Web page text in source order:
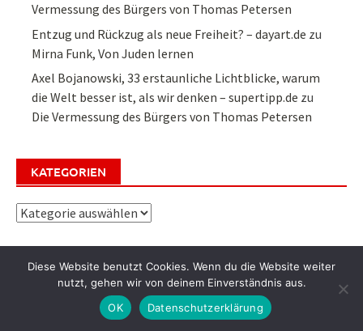
Vermessung des Bürgers von Thomas Petersen
Entzug und Rückzug als neue Freiheit? – dayart.de zu
Mirna Funk, Von Juden lernen
Axel Bojanowski, 33 erstaunliche Lichtblicke, warum
die Welt besser ist, als wir denken – supertipp.de zu
Die Vermessung des Bürgers von Thomas Petersen
KATEGORIEN
Kategorien
Alle Rechte vorbehalten - buchmonat.de & lesetrip.de
Diese Website benutzt Cookies. Wenn du die Website weiter
nutzt, gehen wir von deinem Einverständnis aus.
OK
Datenschutzerklärung